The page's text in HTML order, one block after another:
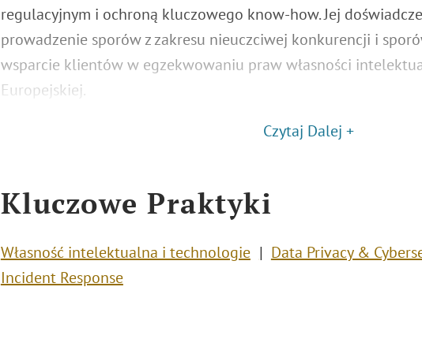
regulacyjnym i ochroną kluczowego know-how. Jej
prowadzenie sporów z zakresu nieuczciwej konkurencji i
wsparcie klientów w egzekwowaniu praw własności
Europejskiej.
Czytaj Dalej +
Kluczowe Praktyki
Własność intelektualna i technologie Data Privacy &
Incident Response